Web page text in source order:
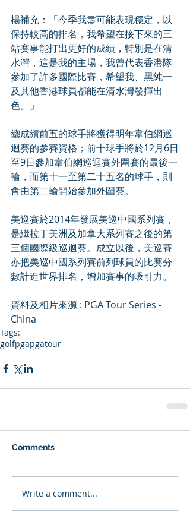
楊補充：「今季我盡可能表現穩定，以
保持較高的排名，我希望在接下來的三
站賽事能打出更好的成績，特別是在清
水灣，這是我的主場，我曾代表香港隊
參加了許多國際比賽，希望我、黑純一
及其他香港球員都能在清水灣發揮出
色。」
總成績前五的球手將獲得明年韋伯網巡
迴賽的參賽資格；前十球手將於12月6日
至9日參加韋伯網巡迴賽外圍賽的最後一
輪，而第十一至第二十五名的球手，則
會由第二輪開始參加外圍賽。
美巡賽於2014年發展美巡中國系列賽，
是繼拉丁美洲及加拿大系列賽之後的第
三個國際級巡迴賽。成立以後，美巡賽
亦把美巡中國系列賽前列球員的比賽分
數計進世界排名，增加賽事的吸引力。
資料及相片來源 : PGA Tour Series -
China
Tags:
golfpgapgatour
Comments
Write a comment...